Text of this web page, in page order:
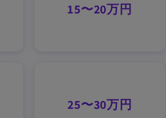
15〜20万円
25〜30万円